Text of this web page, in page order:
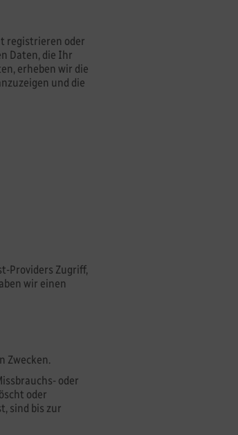
registrieren oder
Daten, die Ihr
erheben wir die
und die
Providers Zugriff,
wir einen
Zwecken.
oder
oder
sind bis zur